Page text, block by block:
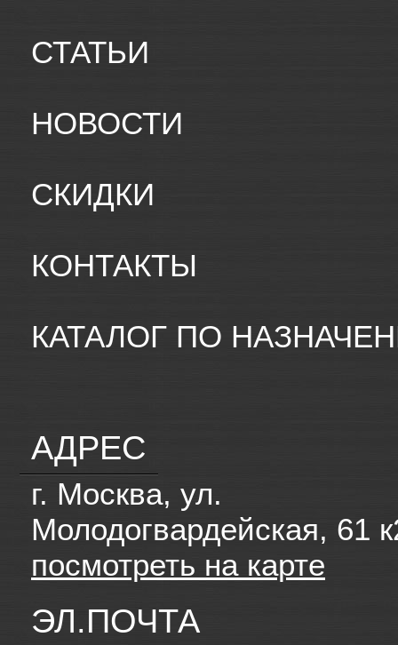
СТАТЬИ
НОВОСТИ
СКИДКИ
КОНТАКТЫ
КАТАЛОГ ПО
АДРЕС
г. Москва, ул.
Молодогвардейская, 61
посмотреть на карте
ЭЛ.ПОЧТА